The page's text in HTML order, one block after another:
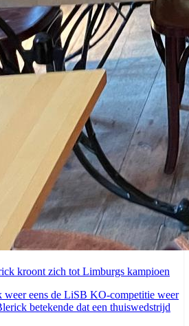
kroont zich tot Limburgs kampioen
eens de LiSB KO-competitie weer
betekende dat een thuiswedstrijd